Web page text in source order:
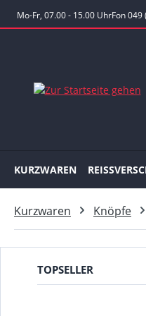
Hauptinhalt springen
Zur Suche springen
Zur Hauptnavigation
Mo-Fr, 07.00 - 15.00 UhrFon 049
KURZWAREN
Kurzwaren Knöpfe
TOPSELLER